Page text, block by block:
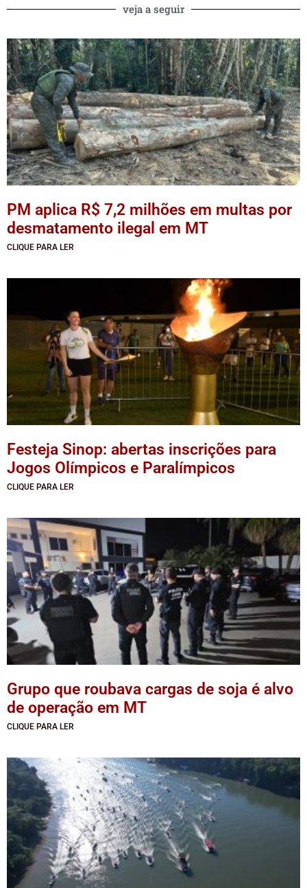
veja a seguir
PM aplica R$ 7,2 milhões em multas por
desmatamento ilegal em MT
CLIQUE PARA LER
Festeja Sinop: abertas inscrições para
Jogos Olímpicos e Paralímpicos
CLIQUE PARA LER
Grupo que roubava cargas de soja é alvo
de operação em MT
CLIQUE PARA LER